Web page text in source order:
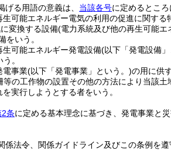
げる用語の意義は、 当該各号に定めるところ
可能エネルギー電気の利用の促進に関する
変換する設備(電力系統及び他の再生可能
をいう。
可能エネルギー発電設備(以下「発電設備
。
事業(以下「発電事業」という。)の用に供
等の工作物の設置その他の方法により当該土
実行しようとする者をいう。
2条に定める基本理念に基づき、発電事業と
係法令、関係ガイドライン及びこの条例を